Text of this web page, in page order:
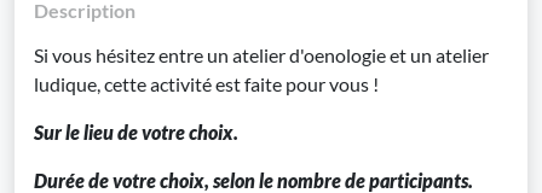
Description
Si vous hésitez entre un atelier d'oenologie et un atelier
ludique, cette activité est faite pour vous !
Sur le lieu de votre choix.
Durée de votre choix, selon le nombre de participants.